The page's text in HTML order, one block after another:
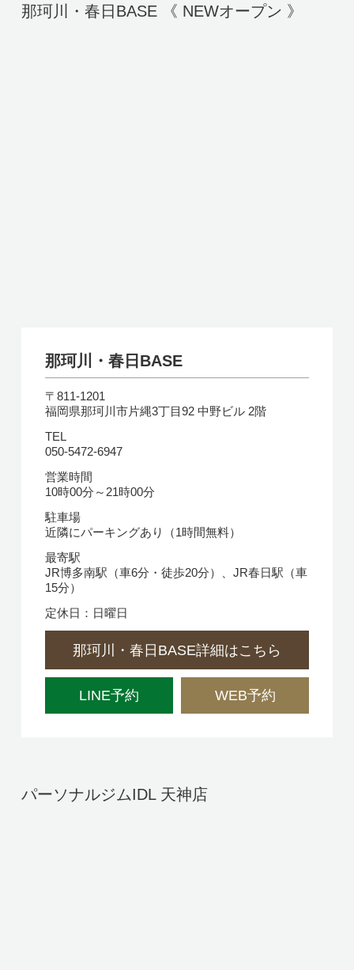
那珂川・春日BASE 《 NEWオープン 》
那珂川・春日BASE
〒811-1201
福岡県那珂川市片縄3丁目92 中野ビル 2階
TEL
050-5472-6947
営業時間
10時00分～21時00分
駐車場
近隣にパーキングあり（1時間無料）
最寄駅
JR博多南駅（車6分・徒歩20分）、JR春日駅（車
15分）
定休日：日曜日
那珂川・春日BASE詳細はこちら
LINE予約 WEB予約
パーソナルジムIDL 天神店